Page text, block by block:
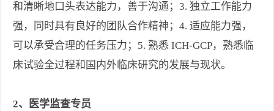
和清晰地口头表达能力，善于沟通；3. 独立工作能力
强，同时具有良好的团队合作精神；4. 适应能力强，
可以承受合理的任务压力；5. 熟悉 ICH-GCP，熟悉临
床试验全过程和国内外临床研究的发展与现状。
2、医学监查专员